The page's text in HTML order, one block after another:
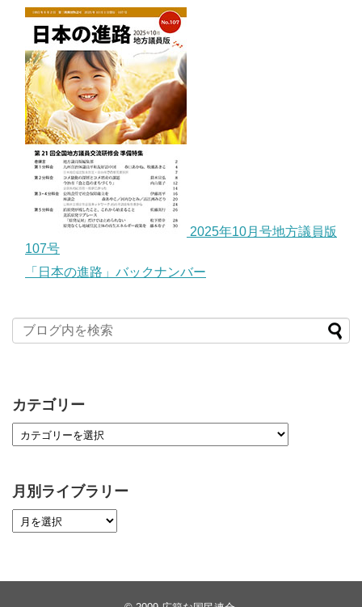
2025年10月号地方議員版
107号
「日本の進路」バックナンバー
カテゴリー
月別ライブラリー